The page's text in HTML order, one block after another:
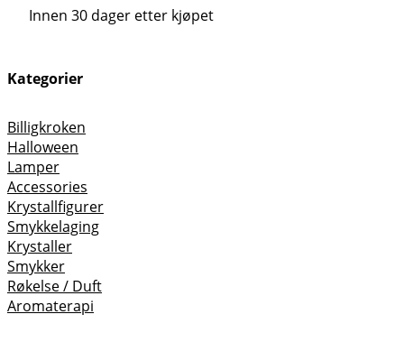
Innen 30 dager etter kjøpet
Kategorier
Billigkroken
Halloween
Lamper
Accessories
Krystallfigurer
Smykkelaging
Krystaller
Smykker
Røkelse / Duft
Aromaterapi